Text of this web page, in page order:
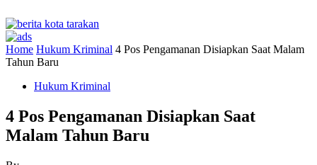
Home Hukum Kriminal 4 Pos Pengamanan Disiapkan Saat Malam
Tahun Baru
Hukum Kriminal
4 Pos Pengamanan Disiapkan Saat
Malam Tahun Baru